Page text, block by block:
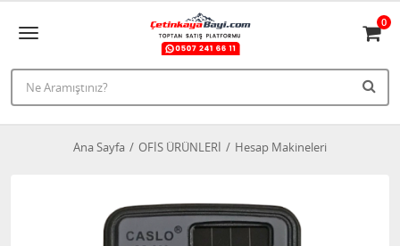
0
Ana Sayfa OFİS ÜRÜNLERİ Hesap Makineleri